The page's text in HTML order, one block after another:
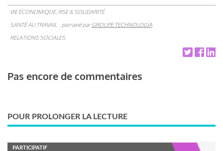
VIE ÉCONOMIQUE, RSE & SOLIDARITÉ
SANTÉ AU TRAVAIL
parrainé parGROUPE TECHNOLOGIA
RELATIONS SOCIALES
Pas encore de commentaires
POUR PROLONGER LA LECTURE
PARTICIPATIF